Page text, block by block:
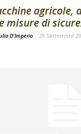
agricole,
misure di
D'Imperio - 29 Settembre